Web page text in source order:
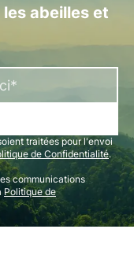
abeilles et
traitées pour l'envoi
de Confidentialité.
communications
Politique de